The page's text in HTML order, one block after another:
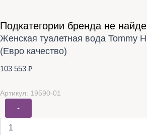
Подкатегории бренда не
Женская туалетная вода Tommy
(Евро качество)
103 553 ₽
Артикул: 19590-01
-